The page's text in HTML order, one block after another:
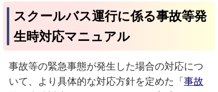
スクールバス運行に係る事故等発
生時対応マニュアル
事故等の緊急事態が発生した場合の対応につ
いて、より具体的な対応方針を定めた「 事故